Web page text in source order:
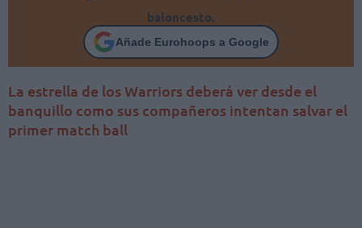
baloncesto.
Añade Eurohoops a Google
La estrella de los Warriors deberá ver desde el
banquillo como sus compañeros intentan salvar el
primer match ball